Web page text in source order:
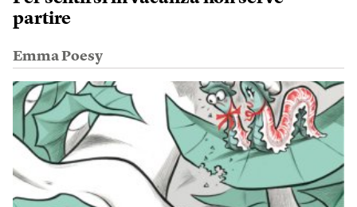
partire
Emma Poesy